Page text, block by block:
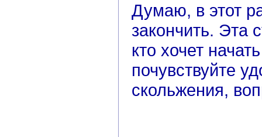
Думаю, в этот
закончить. Эта
кто хочет
почувствуйте
скольжения,